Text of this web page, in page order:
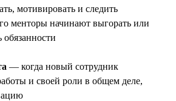
мотивировать и следить
менторы начинают выгорать или
— когда новый сотрудник
и своей роли в общем деле,